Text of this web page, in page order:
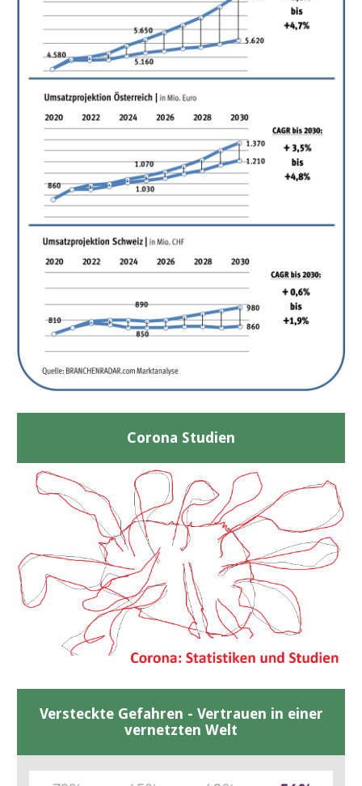
Corona Studien
Versteckte Gefahren - Vertrauen in einer
vernetzten Welt